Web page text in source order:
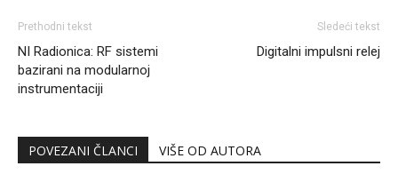
Prethodni tekst
NI Radionica: RF sistemi
bazirani na modularnoj
instrumentaciji
Sledeći tekst
Digitalni impulsni relej
POVEZANI ČLANCI VIŠE OD AUTORA